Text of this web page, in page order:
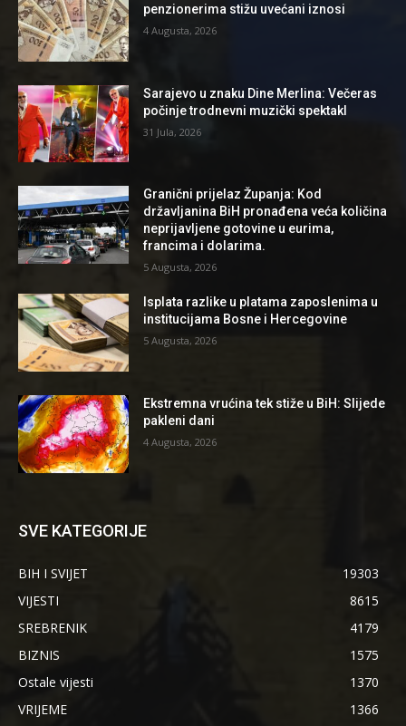
penzionerima stižu uvećani iznosi
4 Augusta, 2026
Sarajevo u znaku Dine Merlina: Večeras
počinje trodnevni muzički spektakl
31 Jula, 2026
Granični prijelaz Županja: Kod
državljanina BiH pronađena veća količina
neprijavljene gotovine u eurima,
francima i dolarima.
5 Augusta, 2026
Isplata razlike u platama zaposlenima u
institucijama Bosne i Hercegovine
5 Augusta, 2026
Ekstremna vrućina tek stiže u BiH: Slijede
pakleni dani
4 Augusta, 2026
SVE KATEGORIJE
BIH I SVIJET
19303
VIJESTI
8615
SREBRENIK
4179
BIZNIS
1575
Ostale vijesti
1370
VRIJEME
1366